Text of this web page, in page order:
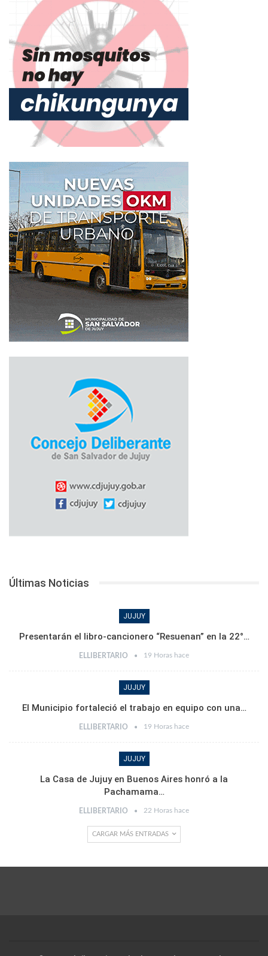
Últimas Noticias
JUJUY
Presentarán el libro-cancionero “Resuenan” en la 22°…
ELLIBERTARIO 19 Horas hace
JUJUY
El Municipio fortaleció el trabajo en equipo con una…
ELLIBERTARIO 19 Horas hace
JUJUY
La Casa de Jujuy en Buenos Aires honró a la
Pachamama…
ELLIBERTARIO 22 Horas hace
CARGAR MÁS ENTRADAS